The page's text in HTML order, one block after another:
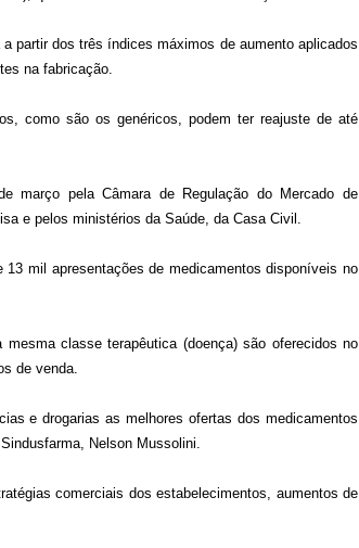
partir dos três índices máximos de aumento aplicados
na fabricação.
como são os genéricos, podem ter reajuste de até
março pela Câmara de Regulação do Mercado de
e pelos ministérios da Saúde, da Casa Civil.
mil apresentações de medicamentos disponíveis no
classe terapêutica (doença) são oferecidos no
de venda.
e drogarias as melhores ofertas dos medicamentos
Nelson Mussolini.
comerciais dos estabelecimentos, aumentos de